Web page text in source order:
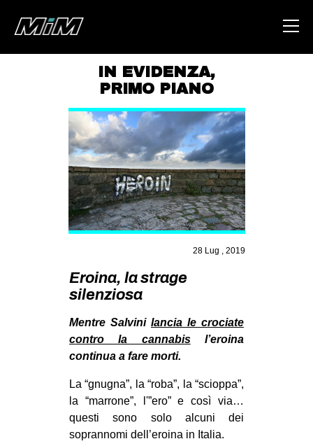
HOME
ABOUT
AREA
DEGENERAZIONE
GAZA FREESTYLE
CSOA LAMBRETTA
STUDENTI TSUNAMI
MILANO
MOBILITAZIONI
MOVIMENTI
IN EVIDENZA,
PRIMO PIANO
28 Lug , 2019
Eroina, la strage
silenziosa
Mentre Salvini lancia le crociate
contro la cannabisl’eroina
continua a fare morti.
La “gnugna”, la “roba”, la “scioppa”,
la “marrone”, l'”ero” e così via…
questi sono solo alcuni dei
soprannomi dell’eroina in Italia.